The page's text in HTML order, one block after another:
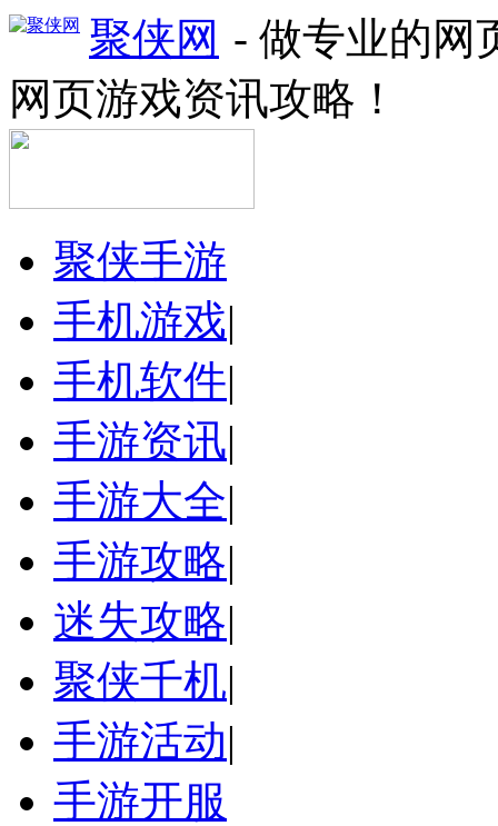
聚侠网 - 做专业的网
网页游戏资讯攻略！
聚侠手游
手机游戏|
手机软件|
手游资讯|
手游大全|
手游攻略|
迷失攻略|
聚侠千机|
手游活动|
手游开服